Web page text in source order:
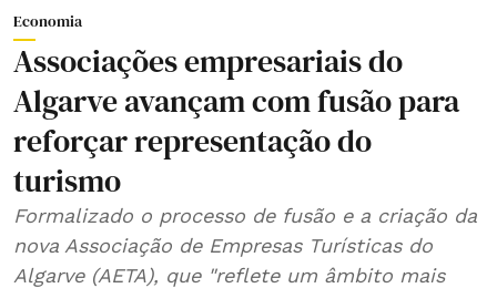
Economia
Associações empresariais do
Algarve avançam com fusão para
reforçar representação do
turismo
Formalizado o processo de fusão e a criação da
nova Associação de Empresas Turísticas do
Algarve (AETA), que "reflete um âmbito mais